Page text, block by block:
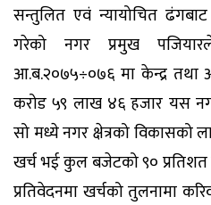
सन्तुलित एवं न्यायोचित
गरेको नगर प्रमुख
आ.ब.२०७५÷०७६ मा केन्द्र तथा
करोड ५९ लाख ४६ हजार यस
सो मध्ये नगर क्षेत्रको विकासको
खर्च भई कुल बजेटको ९० प्रतिशत
प्रतिवेदनमा खर्चको तुलनामा